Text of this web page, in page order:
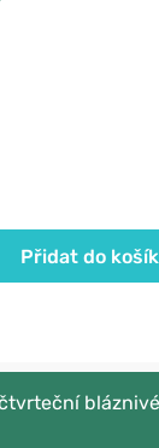
Přidat do
čtvrteční